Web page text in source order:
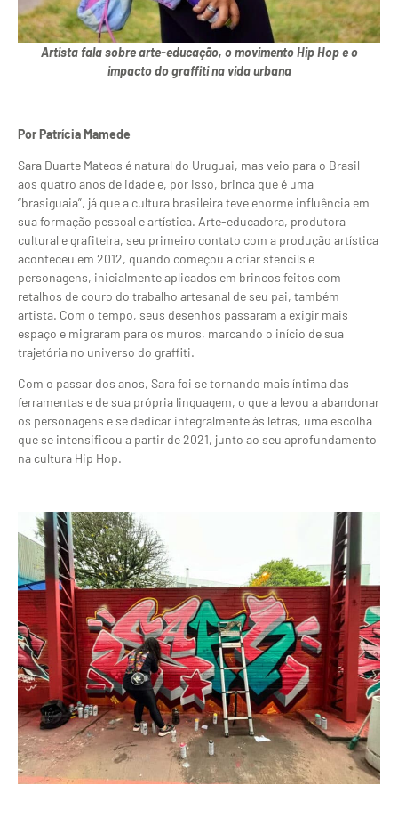
Artista fala sobre arte-educação, o movimento Hip Hop e o
impacto do graffiti na vida urbana
Por Patrícia Mamede
Sara Duarte Mateos é natural do Uruguai, mas veio para o Brasil
aos quatro anos de idade e, por isso, brinca que é uma
“brasiguaia”, já que a cultura brasileira teve enorme influência em
sua formação pessoal e artística. Arte-educadora, produtora
cultural e grafiteira, seu primeiro contato com a produção artística
aconteceu em 2012, quando começou a criar stencils e
personagens, inicialmente aplicados em brincos feitos com
retalhos de couro do trabalho artesanal de seu pai, também
artista. Com o tempo, seus desenhos passaram a exigir mais
espaço e migraram para os muros, marcando o início de sua
trajetória no universo do graffiti.
Com o passar dos anos, Sara foi se tornando mais íntima das
ferramentas e de sua própria linguagem, o que a levou a abandonar
os personagens e se dedicar integralmente às letras, uma escolha
que se intensificou a partir de 2021, junto ao seu aprofundamento
na cultura Hip Hop.